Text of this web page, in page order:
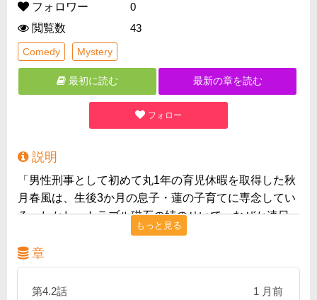
フォロワー
0
閲覧数
43
Comedy Mystery
最初に読む 最新の章を読む
フォロー
説明
「男性刑事として初めて丸1年の育児休暇を取得した秋
月春風は、生後3か月の息子・蓮の子育てに専念してい
る。しかし、トラブル磁石の姉のせいで、なぜか連日
難事件に巻き込まれていくことに…!? 堅実な探偵仕事
とリアルな子育て奮闘記を両立させた新感覚ミステリ
ー！」
もっと見る
章
第4.2話
1 月前